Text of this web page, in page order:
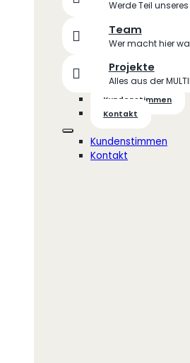
Werde Teil
Team
Wer macht hier
Projekte
Alles aus der
Kundenstimmen
Kontakt
Kundenstimmen
Kontakt